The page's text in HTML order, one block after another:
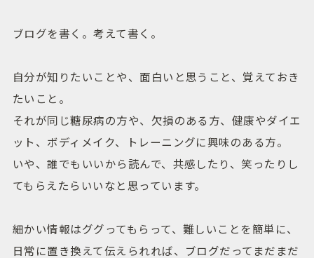
ブログを書く。考えて書く。
自分が知りたいことや、面白いと思うこと、覚えておき
たいこと。
それが同じ糖尿病の方や、欠損のある方、健康やダイエ
ット、ボディメイク、トレーニングに興味のある方。
いや、誰でもいいから読んで、共感したり、笑ったりし
てもらえたらいいなと思っています。
細かい情報はググってもらって、難しいことを簡単に、
日常に置き換えて伝えられれば、ブログだってまだまだ